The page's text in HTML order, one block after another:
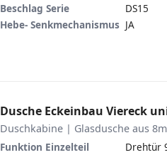
Beschlag Serie
DS15
Hebe- Senkmechanismus JA
Dusche Eckeinbau Viereck
Duschkabine | Glasdusche aus
Funktion Einzelteil
Drehtür